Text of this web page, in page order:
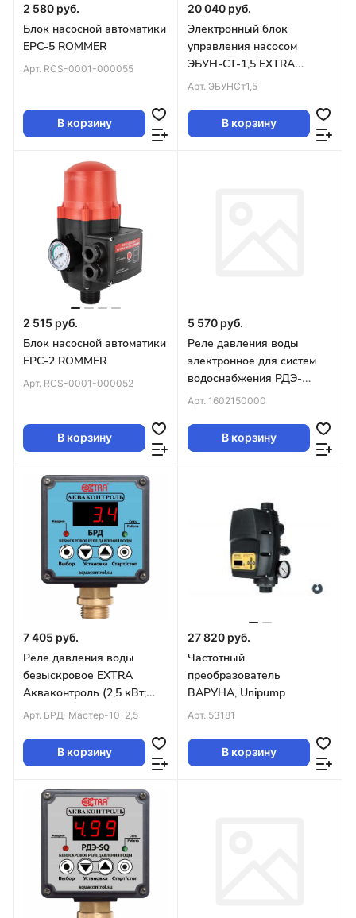
2 580 руб.
Блок насосной автоматики
EPC-5 ROMMER
Арт. RCS-0001-000055
В корзину
20 040 руб.
Электронный блок
управления насосом
ЭБУН-СТ-1,5 EXTRA
Акваконтроль
Арт. ЭБУНСт1,5
В корзину
2 515 руб.
Блок насосной автоматики
EPC-2 ROMMER
Арт. RCS-0001-000052
В корзину
5 570 руб.
Реле давления воды
электронное для систем
водоснабжения РДЭ-
Лайт-10-2,2 (2,2 кВт)
Арт. 1602150000
В корзину
7 405 руб.
Реле давления воды
безыскровое EXTRA
Акваконтроль (2,5 кВт;
G1/2; 5%)
Арт. БРД-Мастер-10-2,5
В корзину
27 820 руб.
Частотный
преобразователь
ВАРУНА, Unipump
Арт. 53181
В корзину